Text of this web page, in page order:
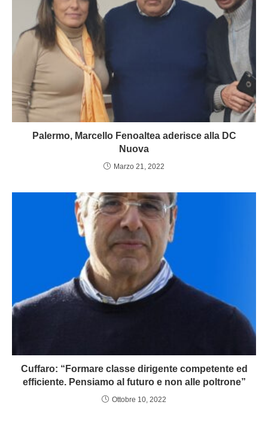
Palermo, Marcello Fenoaltea aderisce alla DC
Nuova
Marzo 21, 2022
Cuffaro: “Formare classe dirigente competente ed
efficiente. Pensiamo al futuro e non alle poltrone”
Ottobre 10, 2022